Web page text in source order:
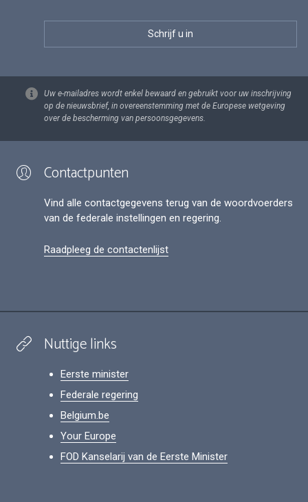
Uw e-mailadres wordt enkel bewaard en gebruikt voor uw inschrijving
op de nieuwsbrief, in overeenstemming met de Europese wetgeving
over de bescherming van persoonsgegevens.
Contactpunten
Vind alle contactgegevens terug van de woordvoerders
van de federale instellingen en regering.
Raadpleeg de contactenlijst
Nuttige links
Eerste minister
Federale regering
Belgium.be
Your Europe
FOD Kanselarij van de Eerste Minister